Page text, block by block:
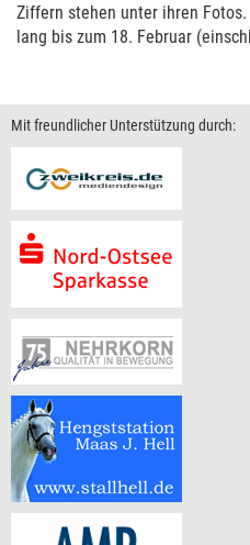
Ziffern stehen unter ihren
lang bis zum 18. Februar
Mit freundlicher Unterstützung durch: